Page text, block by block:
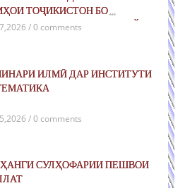
ТОҶИКИСТОН БО
ДАР ЛАГЕРИ «ФАЙЗИ
/ 0 comments
ИЛМӢ ДАР ИНСТИТУТИ
/ 0 comments
СУЛҲОФАРИИ ПЕШВОИ